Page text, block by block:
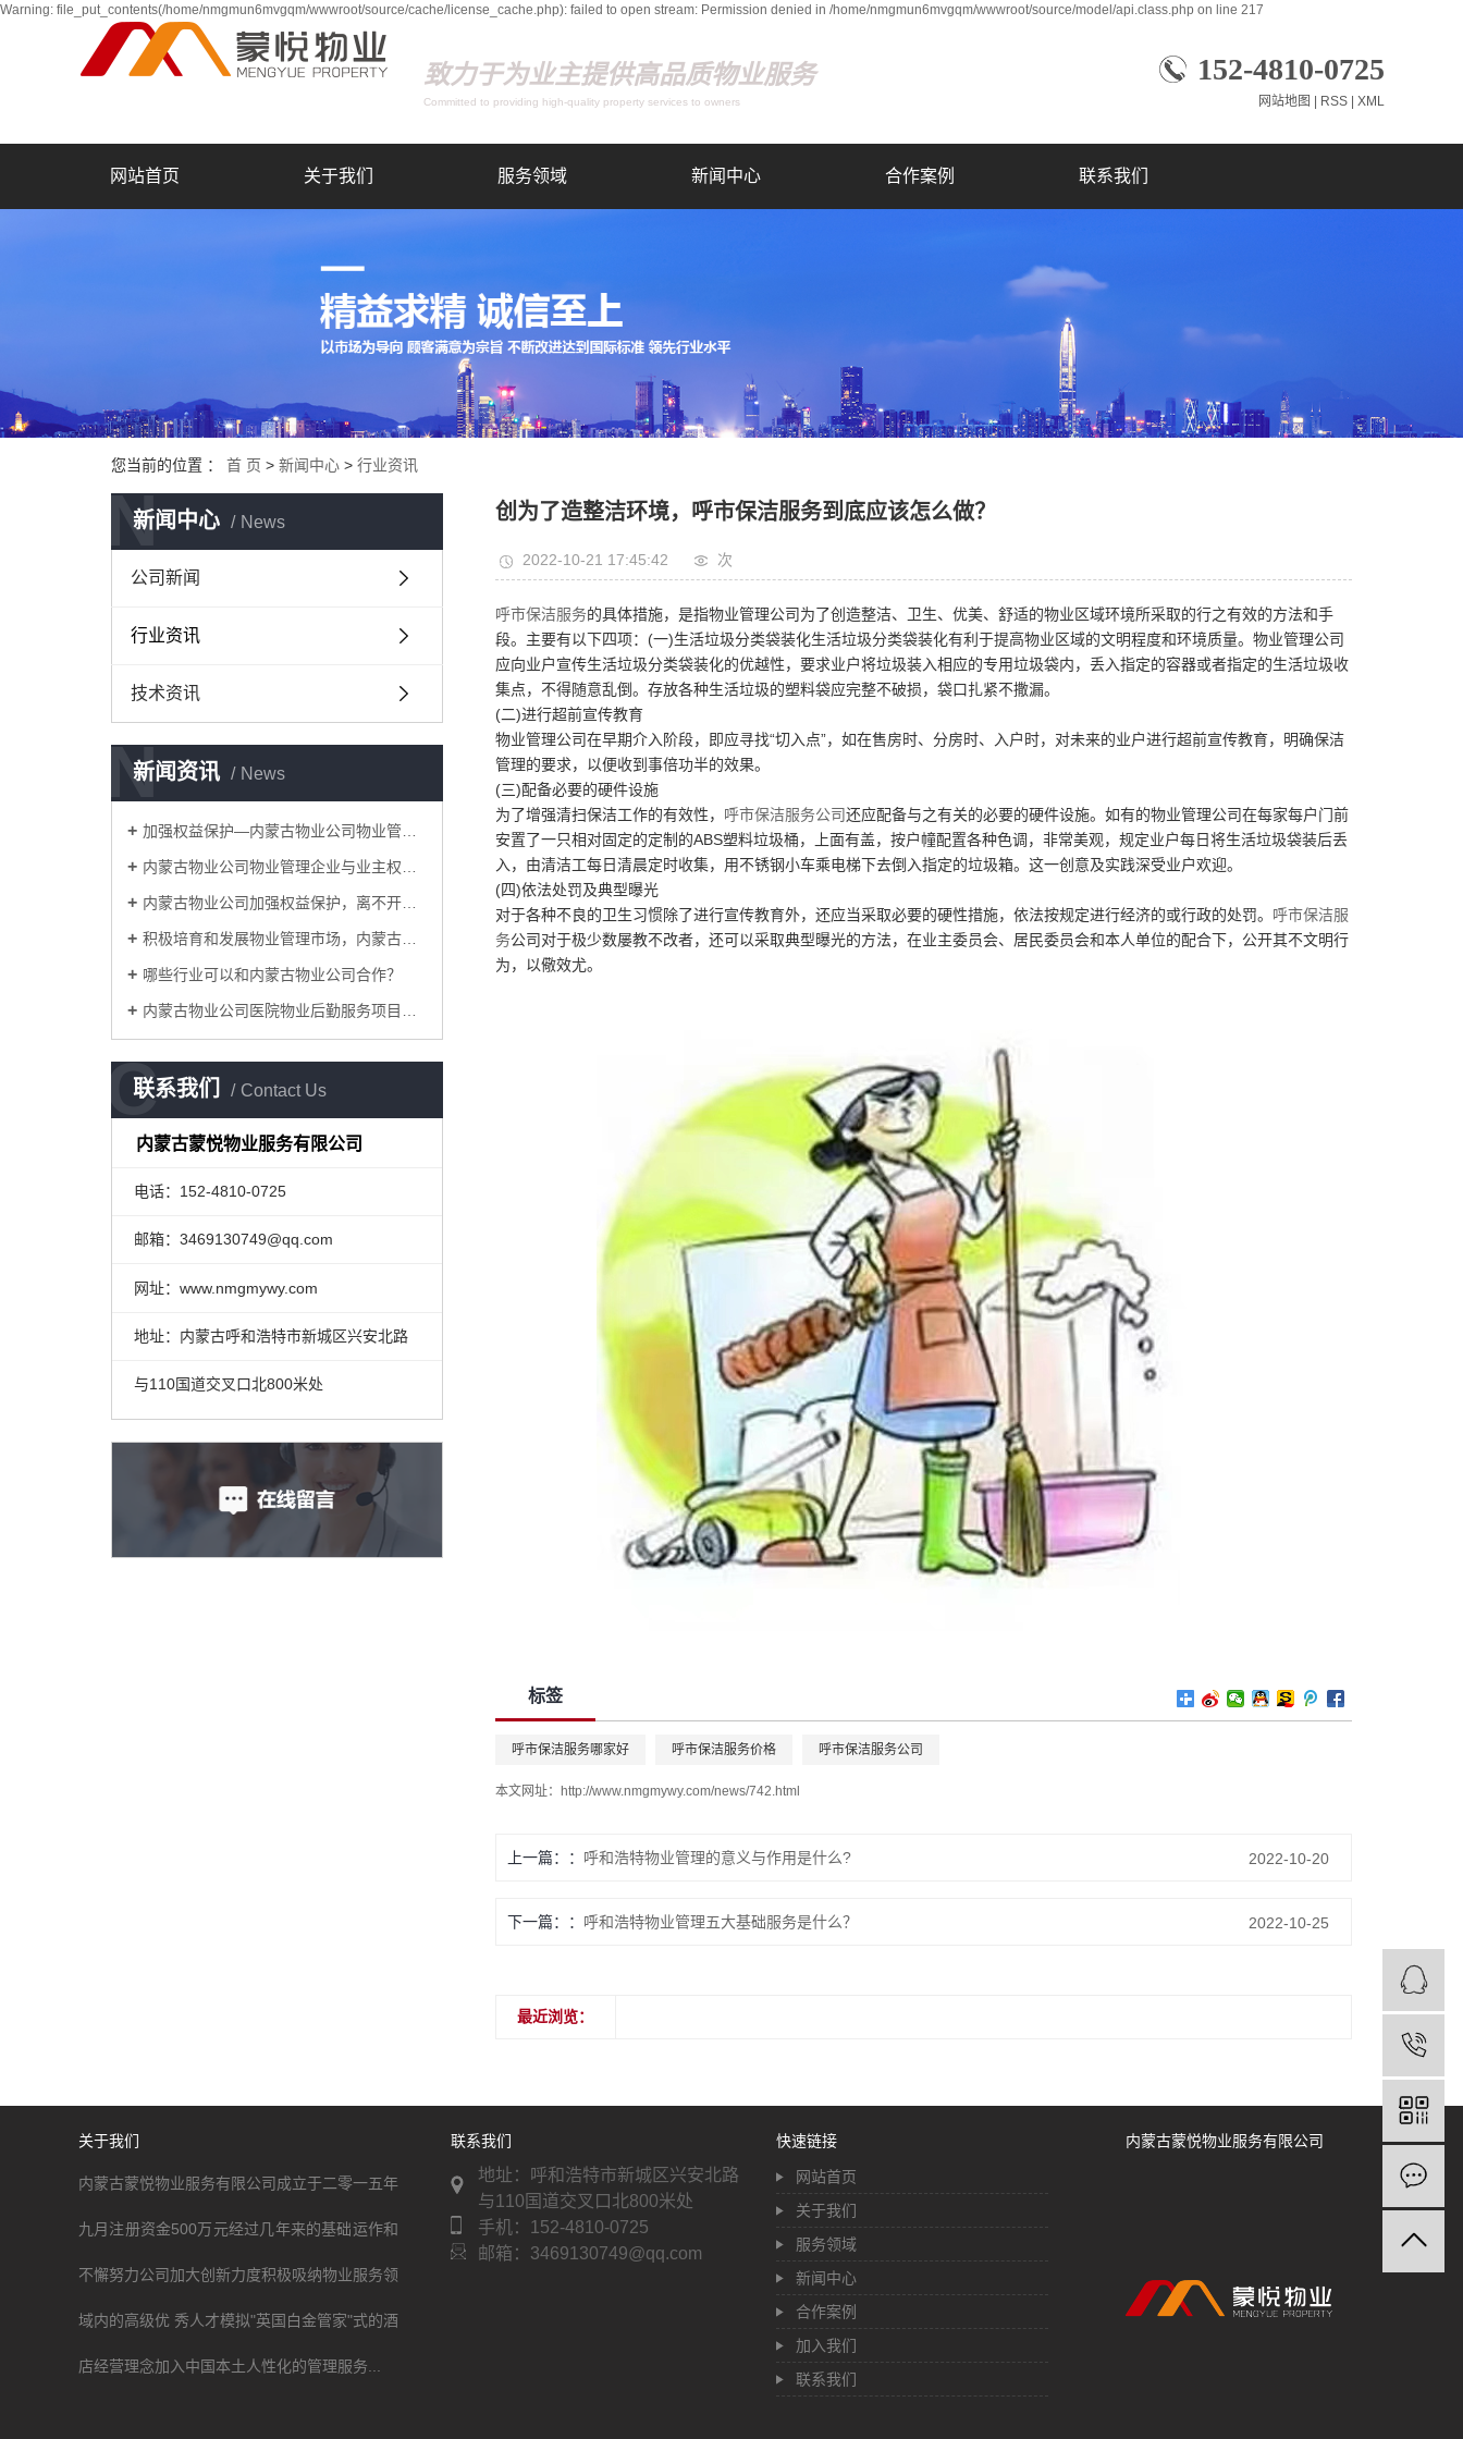
Warning: file_put_contents(/home/nmgmun6mvgqm/wwwroot/source/cache/license_cache.php): failed to open stream: Permission denied in /home/nmgmun6mvgqm/wwwroot/source/model/api.class.php on line 217
致力于为业主提供高品质物业服务
Committed to providing high-quality property services to owners
152-4810-0725
网站地图 RSS XML
网站首页 关于我们 服务领域 新闻中心 合作案例 联系我们
您当前的位置 ： 首 页 > 新闻中心 > 行业资讯
新闻中心 News
N
公司新闻
行业资讯
技术资讯
新闻资讯 News
N
加强权益保护—内蒙古物业公司物业管理企业发展当务之急~
内蒙古物业公司物业管理企业与业主权益关系中存在的问题：
内蒙古物业公司加强权益保护，离不开政府的规范和督导。
积极培育和发展物业管理市场，内蒙古物业公司规范物业管理市场行为，为物业管理企业提供公平竞争的外部环境。
​哪些行业可以和内蒙古物业公司合作？
内蒙古物业公司医院物业后勤服务项目有哪些？
联系我们 Contact Us
C
内蒙古蒙悦物业服务有限公司
电话：152-4810-0725
邮箱：3469130749@qq.com
网址：www.nmgmywy.com
地址：内蒙古呼和浩特市新城区兴安北路
与110国道交叉口北800米处
创为了造整洁环境，呼市保洁服务到底应该怎么做？
2022-10-21 17:45:42 次
呼市保洁服务的具体措施，是指物业管理公司为了创造整洁、卫生、优美、舒适的物业区域环境所采取的行之有效的方法和手
段。主要有以下四项：(一)生活垃圾分类袋装化生活垃圾分类袋装化有利于提高物业区域的文明程度和环境质量。物业管理公司
应向业户宣传生活垃圾分类袋装化的优越性，要求业户将垃圾装入相应的专用垃圾袋内，丢入指定的容器或者指定的生活垃圾收
集点，不得随意乱倒。存放各种生活垃圾的塑料袋应完整不破损，袋口扎紧不撒漏。
(二)进行超前宣传教育
物业管理公司在早期介入阶段，即应寻找“切入点”，如在售房时、分房时、入户时，对未来的业户进行超前宣传教育，明确保洁
管理的要求，以便收到事倍功半的效果。
(三)配备必要的硬件设施
为了增强清扫保洁工作的有效性， 呼市保洁服务公司还应配备与之有关的必要的硬件设施。如有的物业管理公司在每家每户门前
安置了一只相对固定的定制的ABS塑料垃圾桶，上面有盖，按户幢配置各种色调，非常美观，规定业户每日将生活垃圾袋装后丢
入，由清洁工每日清晨定时收集，用不锈钢小车乘电梯下去倒入指定的垃圾箱。这一创意及实践深受业户欢迎。
(四)依法处罚及典型曝光
对于各种不良的卫生习惯除了进行宣传教育外，还应当采取必要的硬性措施，依法按规定进行经济的或行政的处罚。 呼市保洁服
务公司对于极少数屡教不改者，还可以采取典型曝光的方法，在业主委员会、居民委员会和本人单位的配合下，公开其不文明行
为，以儆效尤。
标签
呼市保洁服务哪家好 呼市保洁服务价格 呼市保洁服务公司
本文网址： http://www.nmgmywy.com/news/742.html
上一篇： 呼和浩特物业管理的意义与作用是什么? 2022-10-20
下一篇： 呼和浩特物业管理五大基础服务是什么？ 2022-10-25
最近浏览：
关于我们
内蒙古蒙悦物业服务有限公司成立于二零一五年
九月注册资金500万元经过几年来的基础运作和
不懈努力公司加大创新力度积极吸纳物业服务领
域内的高级优 秀人才模拟"英国白金管家"式的酒
店经营理念加入中国本土人性化的管理服务...
联系我们
地址：呼和浩特市新城区兴安北路
与110国道交叉口北800米处
手机：152-4810-0725
邮箱：3469130749@qq.com
快速链接
网站首页
关于我们
服务领域
新闻中心
合作案例
加入我们
联系我们
内蒙古蒙悦物业服务有限公司